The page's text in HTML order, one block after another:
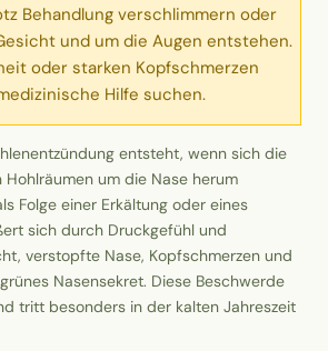
Behandlung verschlimmern oder
und um die Augen entstehen.
oder starken Kopfschmerzen
Hilfe suchen.
entsteht, wenn sich die
um die Nase herum
Folge einer Erkältung oder eines
sich durch Druckgefühl und
verstopfte Nase, Kopfschmerzen und
Nasensekret. Diese Beschwerde
tritt besonders in der kalten Jahreszeit